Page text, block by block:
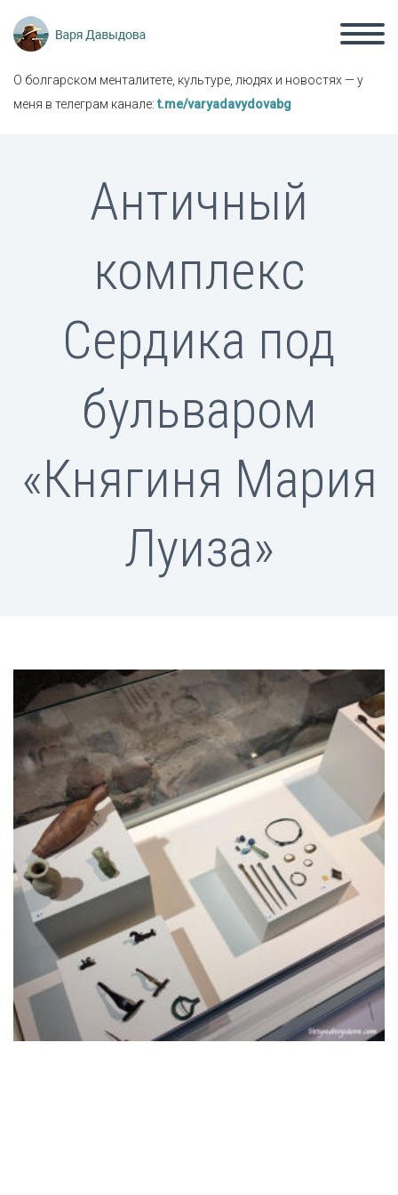
О болгарском менталитете, культуре, людях и новостях — у
меня в телеграм канале:t.me/varyadavydovabg
Античный
комплекс
Сердика под
бульваром
«Княгиня Мария
Луиза»